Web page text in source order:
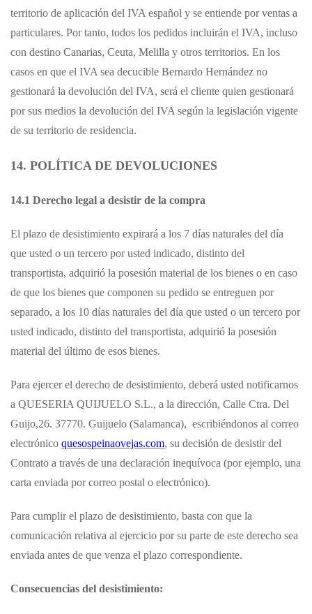
territorio de aplicación del IVA español y se entiende por ventas a
particulares. Por tanto, todos los pedidos incluirán el IVA, incluso
con destino Canarias, Ceuta, Melilla y otros territorios. En los
casos en que el IVA sea decucible Bernardo Hernández no
gestionará la devolución del IVA, será el cliente quien gestionará
por sus medios la devolución del IVA según la legislación vigente
de su territorio de residencia.
14. POLÍTICA DE DEVOLUCIONES
14.1 Derecho legal a desistir de la compra
El plazo de desistimiento expirará a los 7 días naturales del día
que usted o un tercero por usted indicado, distinto del
transportista, adquirió la posesión material de los bienes o en caso
de que los bienes que componen su pedido se entreguen por
separado, a los 10 días naturales del día que usted o un tercero por
usted indicado, distinto del transportista, adquirió la posesión
material del último de esos bienes.
Para ejercer el derecho de desistimiento, deberá usted notificarnos
a QUESERIA QUIJUELO S.L., a la dirección, Calle Ctra. Del
Guijo,26. 37770. Guijuelo (Salamanca), escribiéndonos al correo
electrónico quesospeinaovejas.com, su decisión de desistir del
Contrato a través de una declaración inequívoca (por ejemplo, una
carta enviada por correo postal o electrónico).
Para cumplir el plazo de desistimiento, basta con que la
comunicación relativa al ejercicio por su parte de este derecho sea
enviada antes de que venza el plazo correspondiente.
Consecuencias del desistimiento: